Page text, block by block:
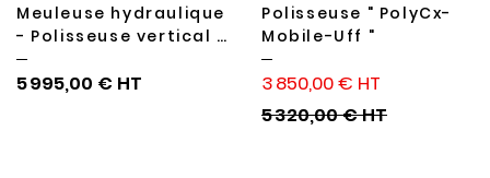
Meuleuse hydraulique
- Polisseuse vertical "
Vertika "
5 995,00 €
Polisseuse " PolyCx-
Mobile-Uff "
3 850,00 €
5 320,00 €